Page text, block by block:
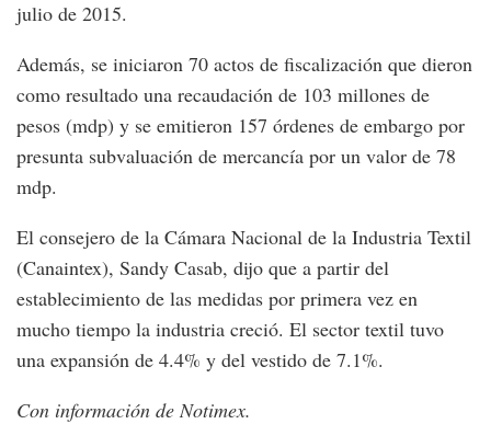
julio de 2015.
Además, se iniciaron 70 actos de fiscalización que dieron
como resultado una recaudación de 103 millones de
pesos (mdp) y se emitieron 157 órdenes de embargo por
presunta subvaluación de mercancía por un valor de 78
mdp.
El consejero de la Cámara Nacional de la Industria Textil
(Canaintex), Sandy Casab, dijo que a partir del
establecimiento de las medidas por primera vez en
mucho tiempo la industria creció. El sector textil tuvo
una expansión de 4.4% y del vestido de 7.1%.
Con información de Notimex.